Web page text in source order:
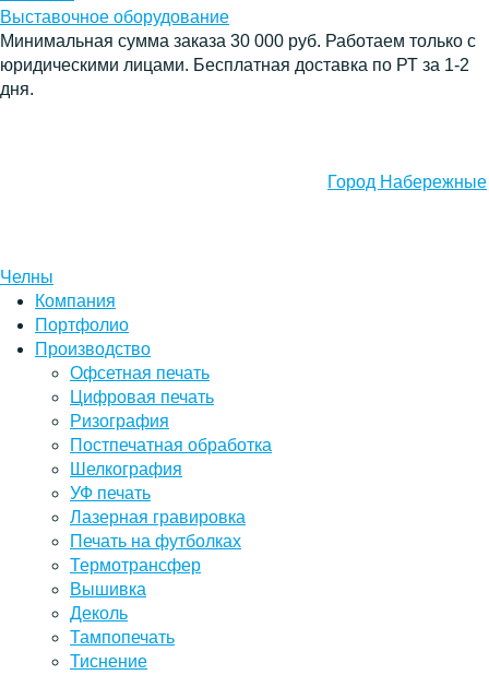
Выставочное оборудование
Минимальная сумма заказа 30 000 руб. Работаем только с
юридическими лицами. Бесплатная доставка по РТ за 1-2
дня.
Город Набережные
Челны
Компания
Портфолио
Производство
Офсетная печать
Цифровая печать
Ризография
Постпечатная обработка
Шелкография
УФ печать
Лазерная гравировка
Печать на футболках
Термотрансфер
Вышивка
Деколь
Тампопечать
Тиснение